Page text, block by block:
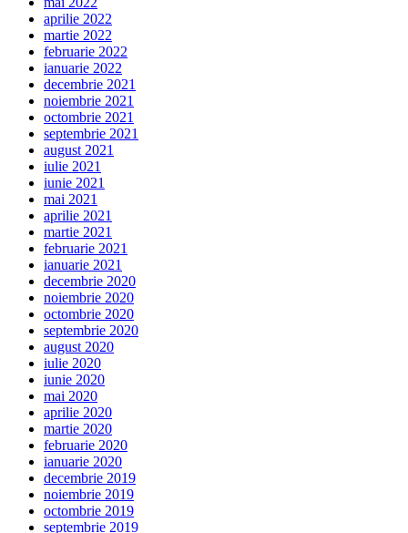
aprilie 2022
martie 2022
februarie 2022
ianuarie 2022
decembrie 2021
noiembrie 2021
octombrie 2021
septembrie 2021
august 2021
iulie 2021
iunie 2021
mai 2021
aprilie 2021
martie 2021
februarie 2021
ianuarie 2021
decembrie 2020
noiembrie 2020
octombrie 2020
septembrie 2020
august 2020
iulie 2020
iunie 2020
mai 2020
aprilie 2020
martie 2020
februarie 2020
ianuarie 2020
decembrie 2019
noiembrie 2019
octombrie 2019
septembrie 2019